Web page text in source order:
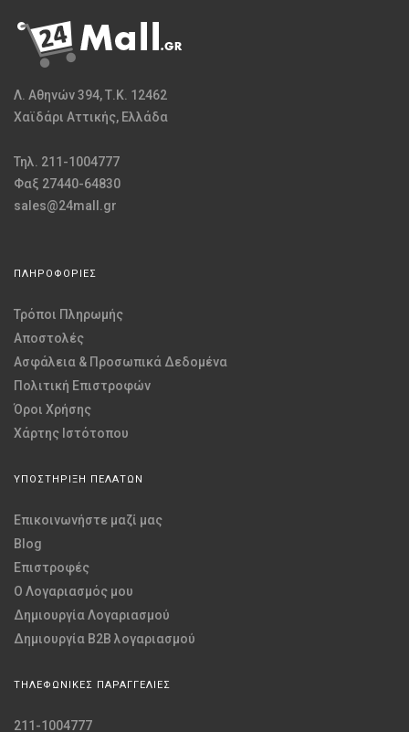
Λ. Αθηνών 394, Τ.Κ. 12462
Χαϊδάρι Αττικής, Ελλάδα
Τηλ. 211-1004777
Φαξ 27440-64830
sales@24mall.gr
ΠΛΗΡΟΦΟΡΙΕΣ
Τρόποι Πληρωμής
Αποστολές
Ασφάλεια & Προσωπικά Δεδομένα
Πολιτική Επιστροφών
Όροι Χρήσης
Χάρτης Ιστότοπου
ΥΠΟΣΤΗΡΙΞΗ ΠΕΛΑΤΩΝ
Επικοινωνήστε μαζί μας
Blog
Επιστροφές
O Λογαριασμός μου
Δημιουργία Λογαριασμού
Δημιουργία B2B λογαριασμού
ΤΗΛΕΦΩΝΙΚΕΣ ΠΑΡΑΓΓΕΛΙΕΣ
211-1004777